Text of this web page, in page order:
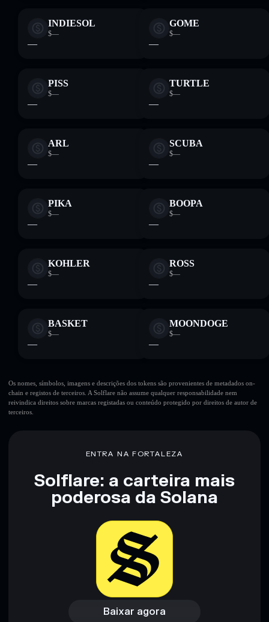
INDIESOL
$—
—
GOME
$—
—
PISS
$—
—
TURTLE
$—
—
ARL
$—
—
SCUBA
$—
—
PIKA
$—
—
BOOPA
$—
—
KOHLER
$—
—
ROSS
$—
—
BASKET
$—
—
MOONDOGE
$—
—
Os nomes, símbolos, imagens e descrições dos tokens são provenientes de metadados on-
chain e registos de terceiros. A Solflare não assume qualquer responsabilidade nem
reivindica direitos sobre marcas registadas ou conteúdo protegido por direitos de autor de
terceiros.
ENTRA NA FORTALEZA
Solflare: a carteira mais
poderosa da Solana
Baixar agora
Baixar agora
Acessar carteira